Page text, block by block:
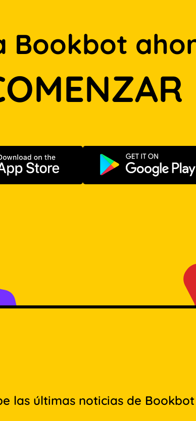
Bookbot
Descargar en App Store Disponible
las últimas noticias de Bookbot